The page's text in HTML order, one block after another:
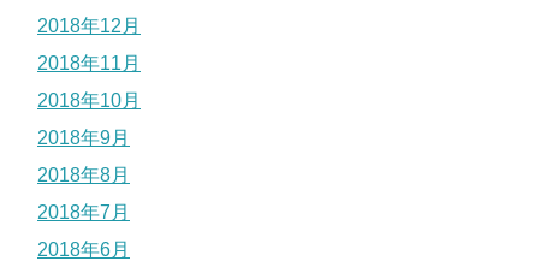
2018年12月
2018年11月
2018年10月
2018年9月
2018年8月
2018年7月
2018年6月